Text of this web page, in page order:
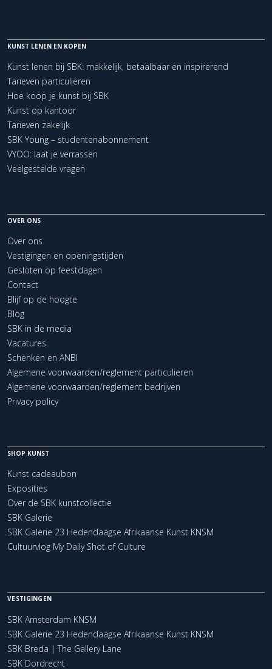
KUNST LENEN EN KOPEN
Kunst lenen bij SBK: makkelijk, betaalbaar en inspirerend
Tarieven particulieren
Hoe koop je kunst bij SBK
Kunst op kantoor
Tarieven zakelijk
SBK Young – studentenabonnement
VYOO: laat je verrassen
Veelgestelde vragen
OVER ONS
Over ons
Vestigingen en openingstijden
Gesloten op feestdagen
Contact
Blijf op de hoogte
Blog
SBK in de media
Vacatures
Schenken en ANBI
Algemene voorwaarden/reglement particulieren
Algemene voorwaarden/reglement bedrijven
Privacy policy
SHOP KUNST
Kunst cadeaubon
Exposities
Over de SBK kunstcollectie
SBK Galerie
SBK Galerie 23 Hedendaagse Afrikaanse Kunst KNSM
Cultuurvlog My Daily Shot of Culture
VESTIGINGEN
SBK Amsterdam KNSM
SBK Galerie 23 Hedendaagse Afrikaanse Kunst KNSM
SBK Breda | The Gallery Lane
SBK Dordrecht